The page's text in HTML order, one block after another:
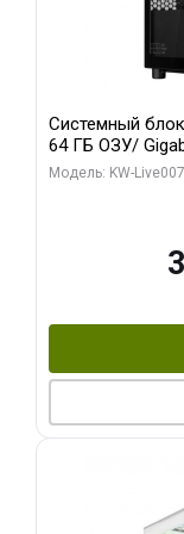
Системный блок
64 ГБ ОЗУ/
16GB GDDR7
Модель: KW-